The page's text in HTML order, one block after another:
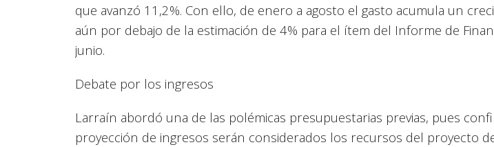
que avanzó 11,2%. Con ello, de enero a agosto el gasto acumula un
aún por debajo de la estimación de 4% para el ítem del Informe de
junio.
Debate por los ingresos
Larraín abordó una de las polémicas presupuestarias previas, pues
proyección de ingresos serán considerados los recursos del proyecto